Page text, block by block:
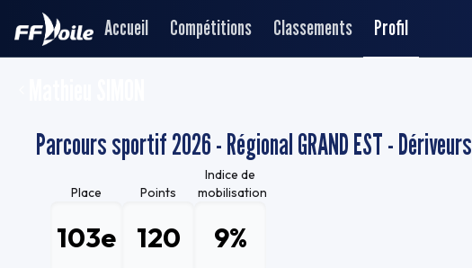
Accueil Compétitions Classements Profil
Parcours sportif 2026 - Régional GRAND EST - Dériveurs
Place
103e
Points
120
Indice de
mobilisation
9%